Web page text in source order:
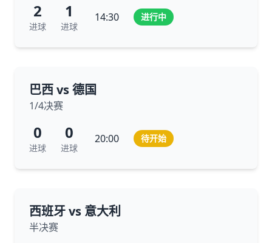
2
进球
1
进球
14:30 进行中
巴西 vs 德国
1/4决赛
0
进球
0
进球
20:00 待开始
西班牙 vs 意大利
半决赛